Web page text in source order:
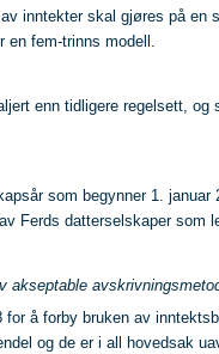
inntekter skal gjøres på
en fem-trinns modell.
enn tidligere regelsett,
som begynner 1.
Ferds datterselskaper som
akseptable
å forby bruken av
og de er i all hovedsak